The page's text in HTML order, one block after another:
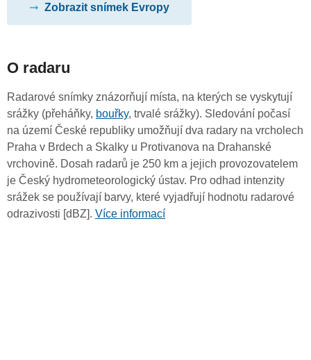
Zobrazit snímek Evropy
O radaru
Radarové snímky znázorňují místa, na kterých se vyskytují
srážky (přeháňky, bouřky, trvalé srážky). Sledování počasí
na území České republiky umožňují dva radary na vrcholech
Praha v Brdech a Skalky u Protivanova na Drahanské
vrchovině. Dosah radarů je 250 km a jejich provozovatelem
je Český hydrometeorologický ústav. Pro odhad intenzity
srážek se používají barvy, které vyjadřují hodnotu radarové
odrazivosti [dBZ]. Více informací